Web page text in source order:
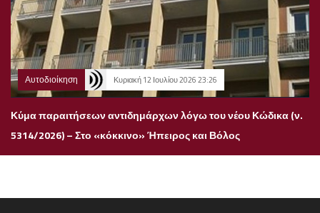
Αυτοδιοίκηση Κυριακή 12 Ιουλίου 2026 23:26
Κύμα παραιτήσεων αντιδημάρχων λόγω του νέου Κώδικα (ν.
5314/2026) – Στο «κόκκινο» Ήπειρος και Βόλος